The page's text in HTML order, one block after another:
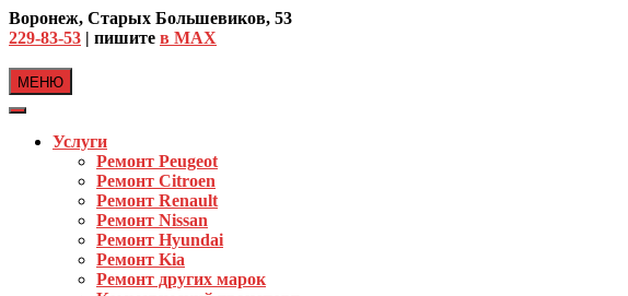
Skip
to
Воронеж, Старых Большевиков, 53
229-83-53 | пишите в MAX
МЕНЮ
Услуги
Ремонт Peugeot
Ремонт Citroen
Ремонт Renault
Ремонт Nissan
Ремонт Hyundai
Ремонт Kia
Ремонт других марок